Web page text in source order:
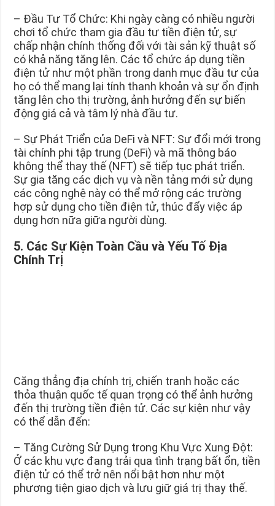
– Đầu Tư Tổ Chức: Khi ngày càng có nhiều người
chơi tổ chức tham gia đầu tư tiền điện tử, sự
chấp nhận chính thống đối với tài sản kỹ thuật số
có khả năng tăng lên. Các tổ chức áp dụng tiền
điện tử như một phần trong danh mục đầu tư của
họ có thể mang lại tính thanh khoản và sự ổn định
tăng lên cho thị trường, ảnh hưởng đến sự biến
động giá cả và tâm lý nhà đầu tư.
– Sự Phát Triển của DeFi và NFT: Sự đổi mới trong
tài chính phi tập trung (DeFi) và mã thông báo
không thể thay thế (NFT) sẽ tiếp tục phát triển.
Sự gia tăng các dịch vụ và nền tảng mới sử dụng
các công nghệ này có thể mở rộng các trường
hợp sử dụng cho tiền điện tử, thúc đẩy việc áp
dụng hơn nữa giữa người dùng.
5. Các Sự Kiện Toàn Cầu và Yếu Tố Địa
Chính Trị
Căng thẳng địa chính trị, chiến tranh hoặc các
thỏa thuận quốc tế quan trọng có thể ảnh hưởng
đến thị trường tiền điện tử. Các sự kiện như vậy
có thể dẫn đến:
– Tăng Cường Sử Dụng trong Khu Vực Xung Đột:
Ở các khu vực đang trải qua tình trạng bất ổn, tiền
điện tử có thể trở nên nổi bật hơn như một
phương tiện giao dịch và lưu giữ giá trị thay thế.